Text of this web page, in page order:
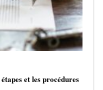
et les procédures